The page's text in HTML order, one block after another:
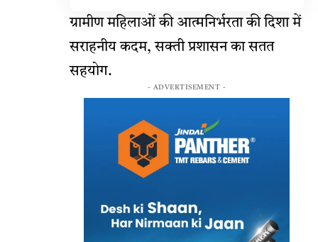
ग्रामीण महिलाओं की आत्मनिर्भरता की दिशा में
सराहनीय कदम, सक्ती प्रशासन का सतत
सहयोग.
- ADVERTISEMENT -